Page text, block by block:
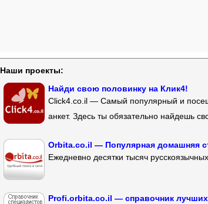
Наши проекты:
Найди свою половинку на Клик4!
Click4.co.il — Самый популярный и
анкет. Здесь ты обязательно найдешь
Orbita.co.il — Популярная домашняя
Ежедневно десятки тысяч
Profi.orbita.co.il — справочник